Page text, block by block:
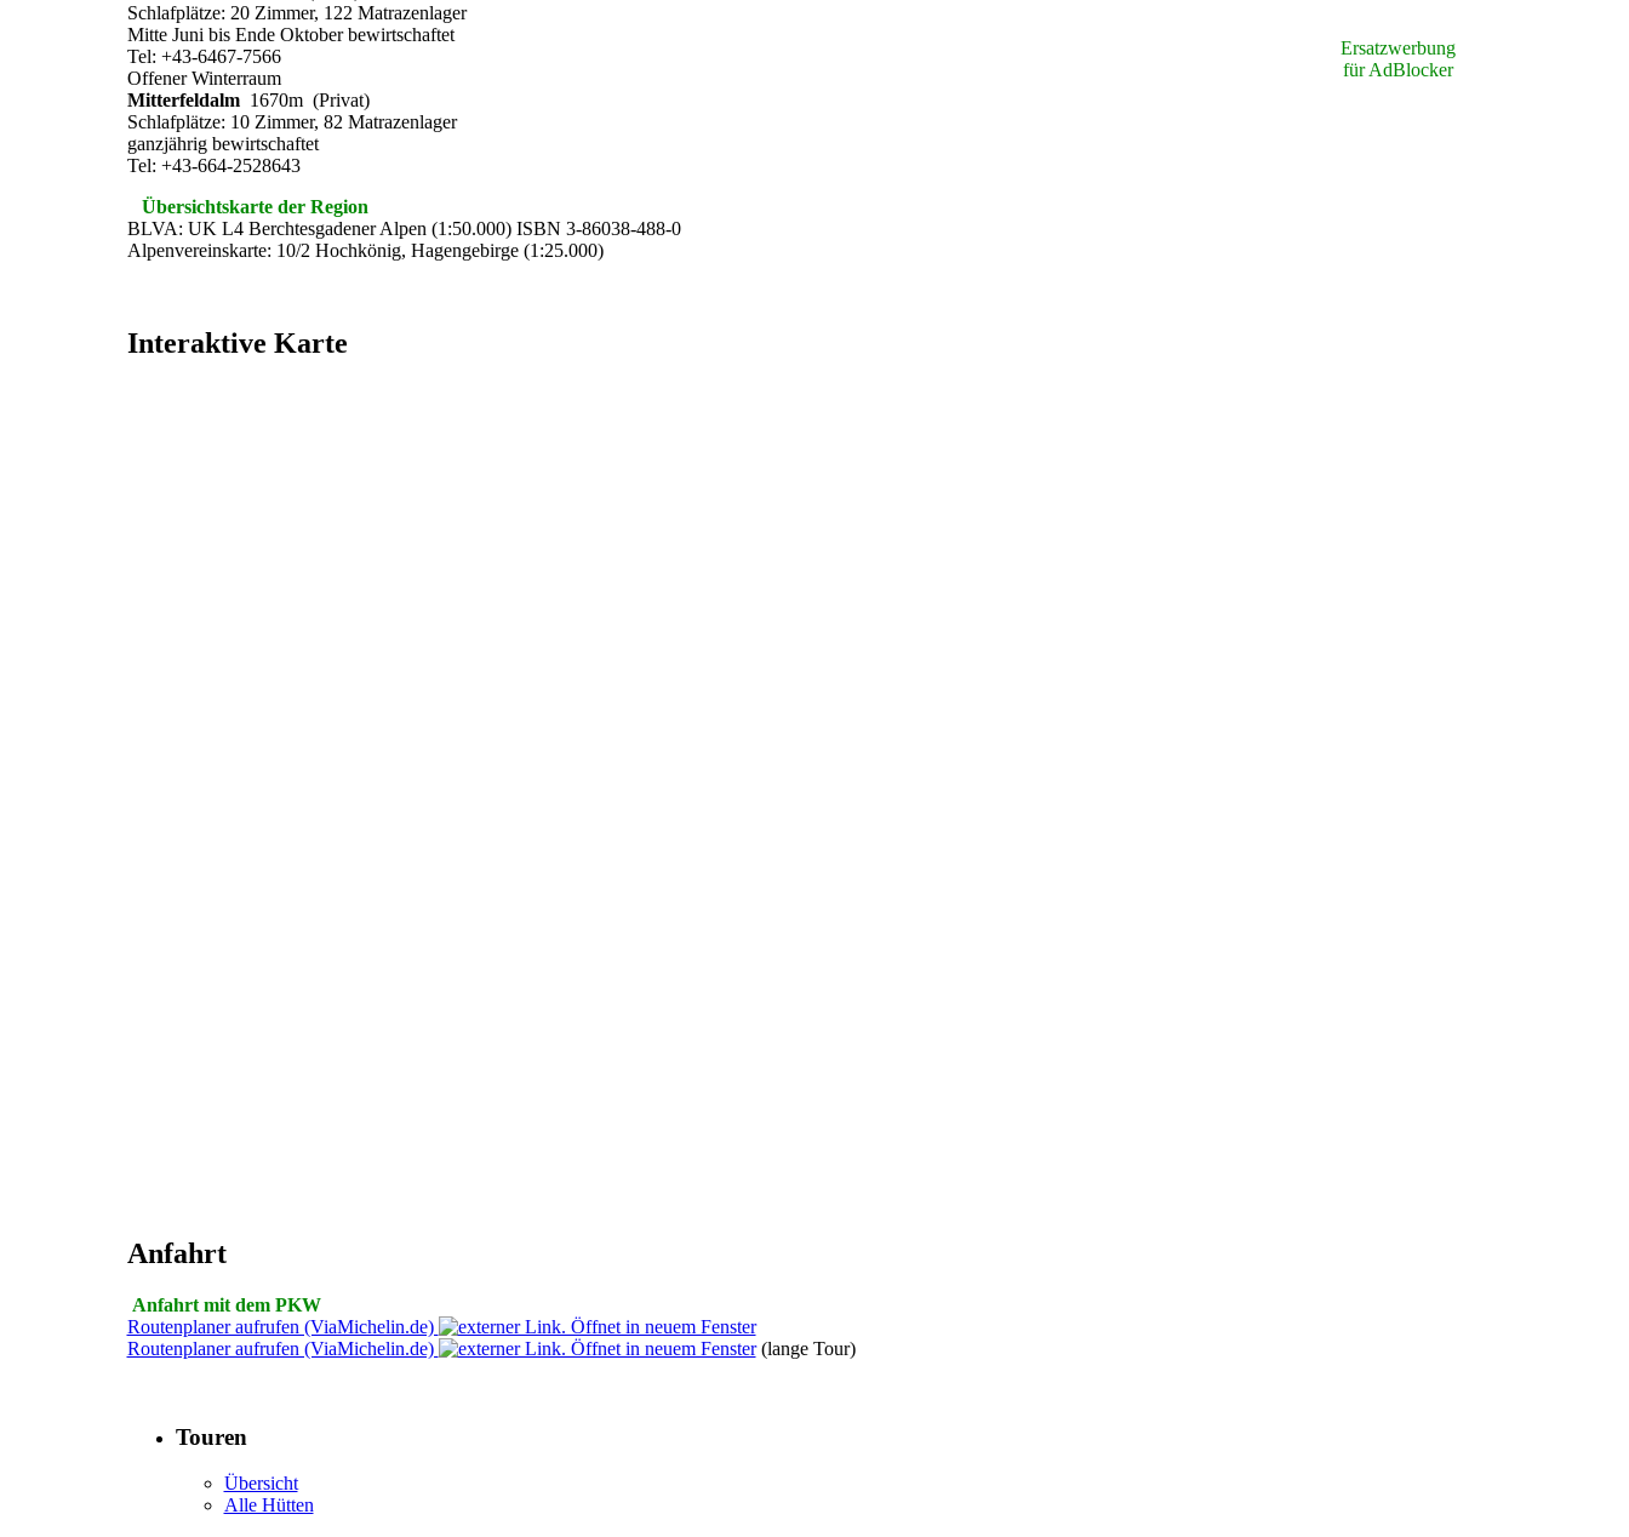
Ersatzwerbung
für AdBlocker
Schlafplätze: 20 Zimmer, 122 Matrazenlager
Mitte Juni bis Ende Oktober bewirtschaftet
Tel: +43-6467-7566
Offener Winterraum
Mitterfeldalm1670m (Privat)
Schlafplätze: 10 Zimmer, 82 Matrazenlager
ganzjährig bewirtschaftet
Tel: +43-664-2528643
Übersichtskarte der Region
BLVA: UK L4 Berchtesgadener Alpen (1:50.000) ISBN 3-86038-488-0
Alpenvereinskarte: 10/2 Hochkönig, Hagengebirge (1:25.000)
Interaktive Karte
Anfahrt
Anfahrt mit dem PKW
Routenplaner aufrufen (ViaMichelin.de)
Routenplaner aufrufen (ViaMichelin.de)
(lange Tour)
Touren
Übersicht
Alle Hütten